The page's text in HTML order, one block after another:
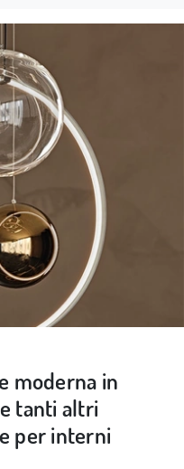
moderna in
tanti altri
per interni